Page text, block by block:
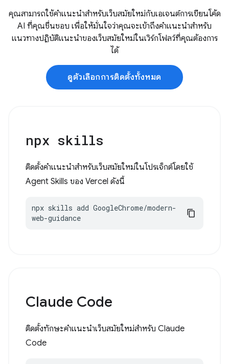
คุณสามารถใช้คำแนะนำสำหรับเว็บสมัยใหม่กับเอเจนต์การเขียนโค้ด
AI ที่คุณชื่นชอบ เพื่อให้มั่นใจว่าคุณจะเข้าถึงคำแนะนำสำหรับ
แนวทางปฏิบัติแนะนำของเว็บสมัยใหม่ในเวิร์กโฟลว์ที่คุณต้องการ
ได้
ดูตัวเลือกการติดตั้งทั้งหมด
npx skills
ติดตั้งคำแนะนำสำหรับเว็บสมัยใหม่ในโปรเจ็กต์โดยใช้
Agent Skills ของ Vercel ดังนี้
npx skills add GoogleChrome/modern-
web-guidance
Claude Code
ติดตั้งทักษะคำแนะนำเว็บสมัยใหม่สำหรับ Claude
Code